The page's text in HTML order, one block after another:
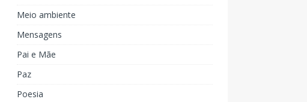
Meio ambiente
Mensagens
Pai e Mãe
Paz
Poesia